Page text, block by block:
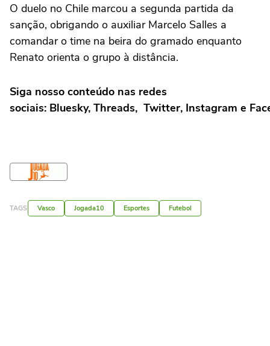
O duelo no Chile marcou a segunda partida da
sanção, obrigando o auxiliar Marcelo Salles a
comandar o time na beira do gramado enquanto
Renato orienta o grupo à distância.
Siga nosso conteúdo nas redes
sociais: Bluesky, Threads, Twitter, Instagram e
TAGS Vasco Jogada10 Esportes Futebol